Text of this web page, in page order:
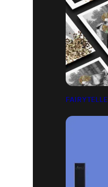
FAIRYTELLE